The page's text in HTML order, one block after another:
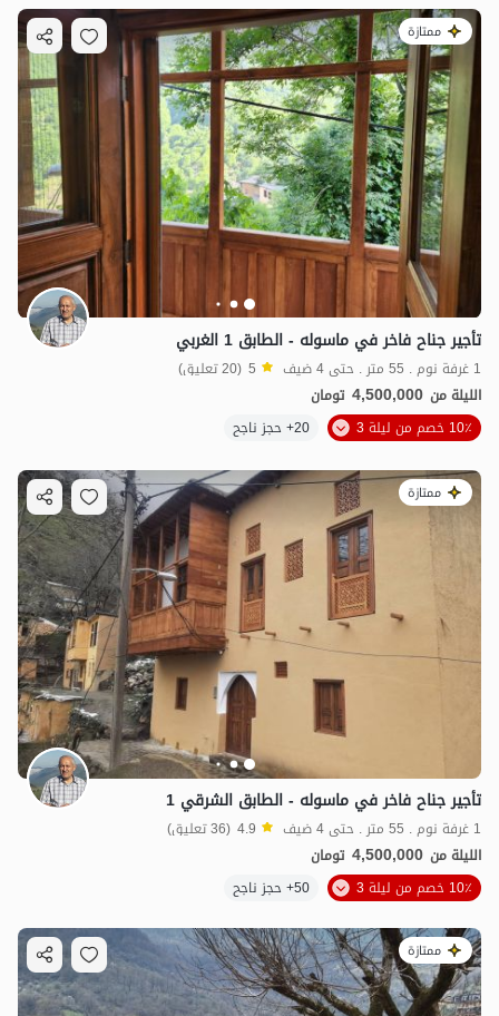
ممتازة
تأجير جناح فاخر في ماسوله - الطابق 1 الغربي
1 غرفة نوم . 55 متر . حتى 4 ضيف 5 (20 تعليق)
الليلة من 4,500,000 تومان
10٪ خصم من ليلة 3
20+ حجز ناجح
ممتازة
تأجير جناح فاخر في ماسوله - الطابق الشرقي 1
1 غرفة نوم . 55 متر . حتى 4 ضيف 4.9 (36 تعليق)
الليلة من 4,500,000 تومان
10٪ خصم من ليلة 3
50+ حجز ناجح
ممتازة